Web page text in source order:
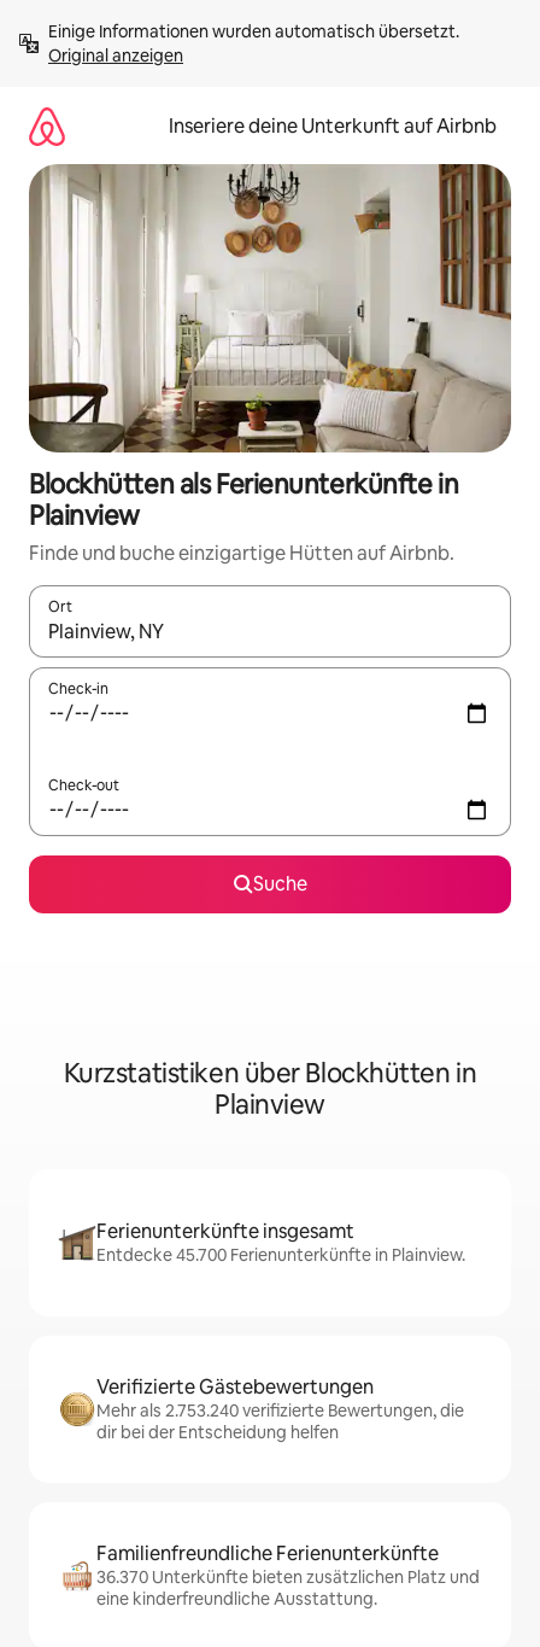
Inhalten
springenOriginal anzeigen
Inseriere deine Unterkunft auf Airbnb
Blockhütten als Ferienunterkünfte in
Plainview
Finde und buche einzigartige Hütten auf Airbnb.
Ort
Wenn Ergebnisse verfügbar sind, navigiere mit den
Check-in
Check-out
Suche
Kurzstatistiken über Blockhütten in
Plainview
Ferienunterkünfte insgesamt
Entdecke 45.700 Ferienunterkünfte in Plainview.
Verifizierte Gästebewertungen
Mehr als 2.753.240 verifizierte Bewertungen, die
dir bei der Entscheidung helfen
Familienfreundliche Ferienunterkünfte
36.370 Unterkünfte bieten zusätzlichen Platz und
eine kinderfreundliche Ausstattung.